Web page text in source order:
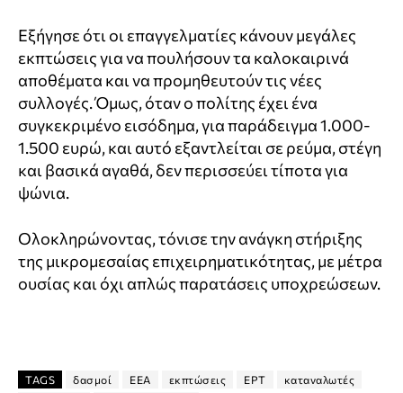
Εξήγησε ότι οι επαγγελματίες κάνουν μεγάλες
εκπτώσεις για να πουλήσουν τα καλοκαιρινά
αποθέματα και να προμηθευτούν τις νέες
συλλογές. Όμως, όταν ο πολίτης έχει ένα
συγκεκριμένο εισόδημα, για παράδειγμα 1.000-
1.500 ευρώ, και αυτό εξαντλείται σε ρεύμα, στέγη
και βασικά αγαθά, δεν περισσεύει τίποτα για
ψώνια.
Ολοκληρώνοντας, τόνισε την ανάγκη στήριξης
της μικρομεσαίας επιχειρηματικότητας, με μέτρα
ουσίας και όχι απλώς παρατάσεις υποχρεώσεων.
TAGS δασμοί ΕΕΑ εκπτώσεις ΕΡΤ
καταναλωτές